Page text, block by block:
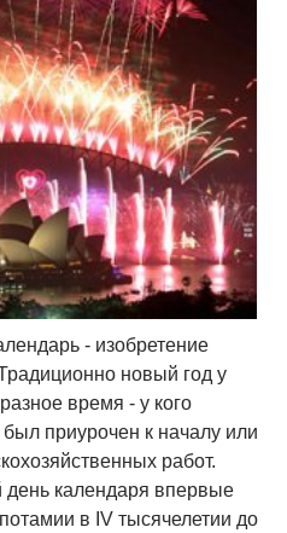
- изобретение
новый год у
время - у кого
приурочен к началу или
работ.
календаря впервые
в IV тысячелетии до